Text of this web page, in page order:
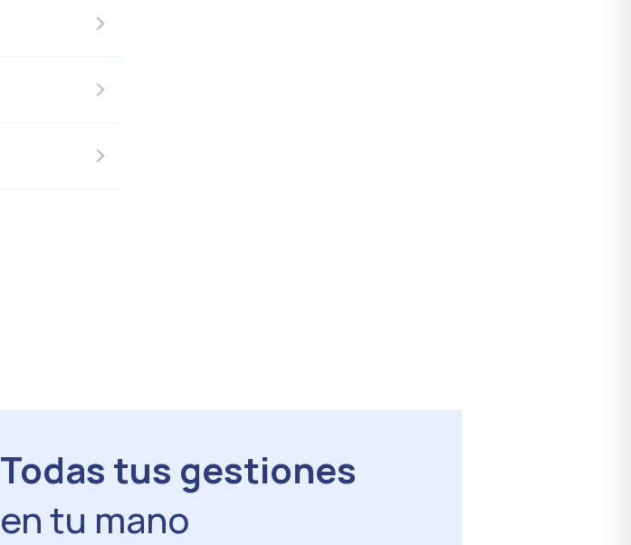
Todas tus gestiones
en tu mano